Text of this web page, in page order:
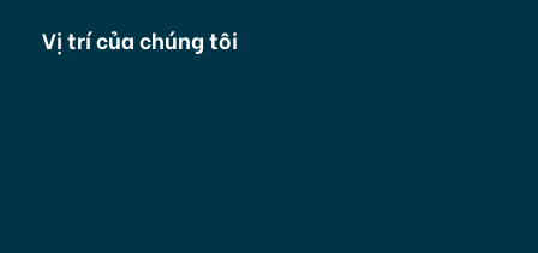
Vị trí của chúng tôi